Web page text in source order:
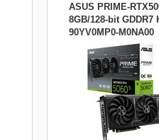
ASUS PRIME-
8GB/128-bit GDDR7
90YV0MP0-M0NA00
Pripravený na výkon
výkon s Prime GeForce
SFF-Ready Enthusiast
2,5-slotovým dizajnom
kompatibilitu, vylepšený
ventilátorov pre špičkový
vzduchu pre špičkové